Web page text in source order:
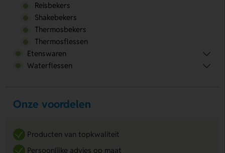
Reisbekers
Shakebekers
Thermosbekers
Thermosflessen
Etenswaren
Waterflessen
Onze voordelen
Producten van topkwaliteit
Persoonlijke advies op maat